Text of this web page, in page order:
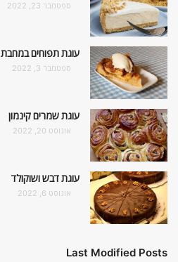
ספטמבר 23, 2022
עוגת תפוחים במחבת
ספטמבר 3, 2022
עוגת שמרים קינמון
אוגוסט 20, 2022
עוגת דבש ושוקולד
אוגוסט 6, 2022
Last Modified Posts